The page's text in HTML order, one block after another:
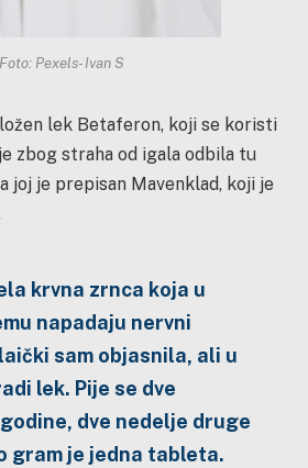
Foto: Pexels- Ivan S
lek Betaferon, koji se koristi
zbog straha od igala odbila tu
joj je prepisan Mavenklad, koji je
krvna zrnca koja u
napadaju nervni
sam objasnila, ali u
lek. Pije se dve
dve nedelje druge
gram je jedna tableta.